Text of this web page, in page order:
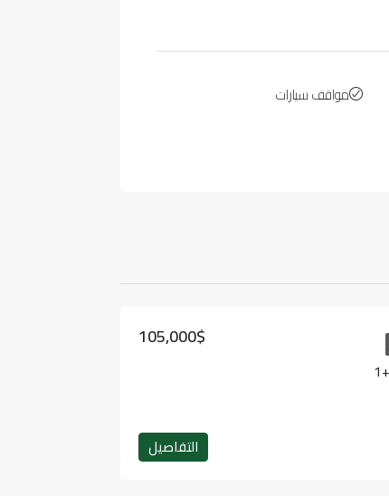
مواقف سيارات
105,000$
التفاصيل